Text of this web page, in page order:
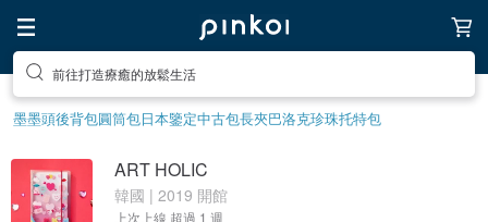
前往打造療癒的放鬆生活
墨墨頭後背包圓筒包日本鑒定中古包長夾巴洛克珍珠托特包
ART HOLIC
韓國 | 2019 開館
上次上線 超過 1 週